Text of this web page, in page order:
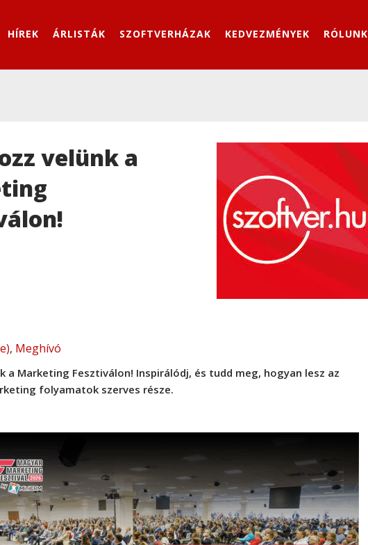
HÍREK ÁRLISTÁK SZOFTVERHÁZAK KEDVEZMÉNYEK RÓLUNK
velünk a
, Meghívó
a Marketing Fesztiválon! Inspirálódj, és tudd meg, hogyan lesz az
folyamatok szerves része.